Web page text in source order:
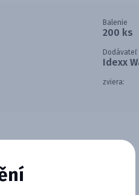
Balenie
200 ks
Dodávateľ
Idexx
zviera: